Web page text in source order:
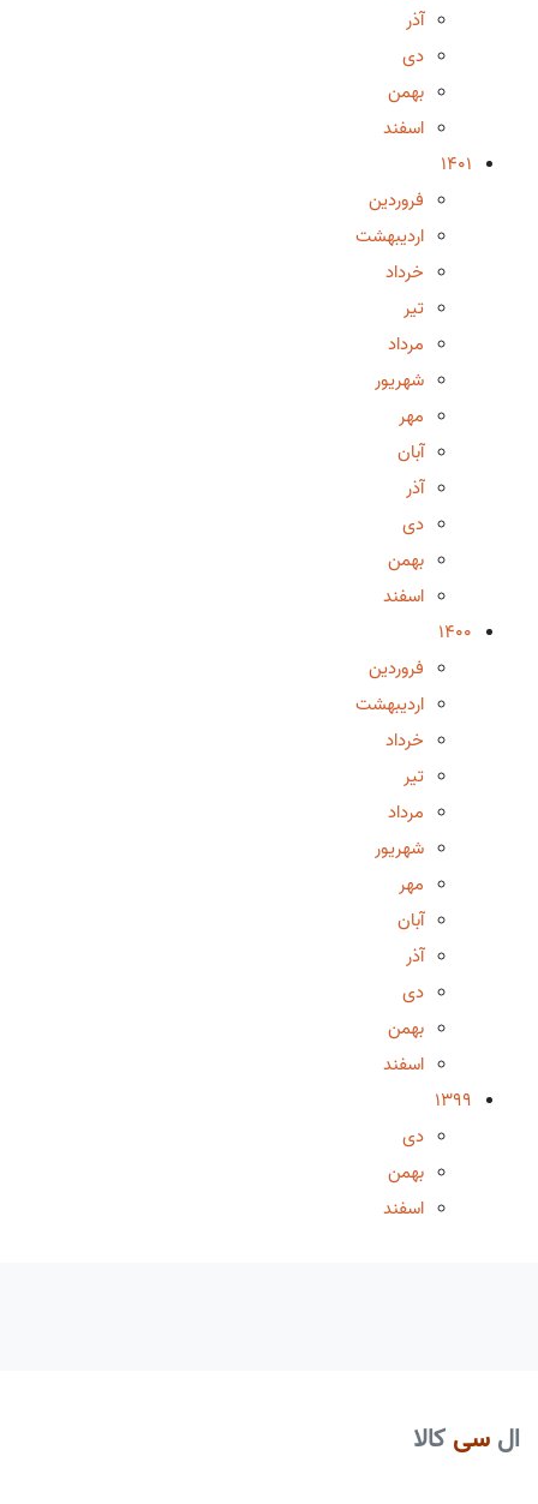
آذر
دی
بهمن
اسفند
1401
فروردین
اردیبهشت
خرداد
تیر
مرداد
شهریور
مهر
آبان
آذر
دی
بهمن
اسفند
1400
فروردین
اردیبهشت
خرداد
تیر
مرداد
شهریور
مهر
آبان
آذر
دی
بهمن
اسفند
1399
دی
بهمن
اسفند
ال سی کالا